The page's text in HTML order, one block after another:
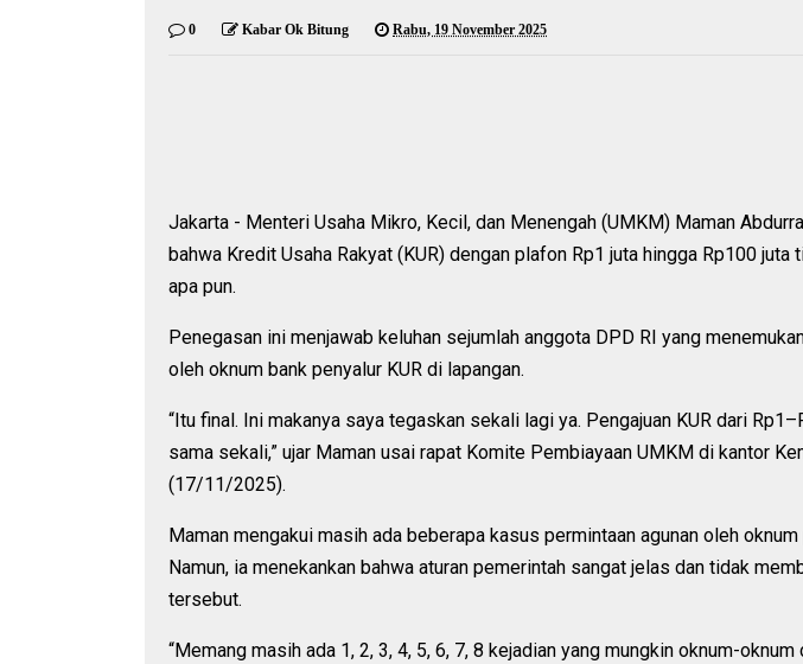
0 Kabar Ok Bitung Rabu, 19 November 2025
Jakarta - Menteri Usaha Mikro, Kecil, dan Menengah (UMKM) Maman
bahwa Kredit Usaha Rakyat (KUR) dengan plafon Rp1 juta hingga Rp100 juta
apa pun.
Penegasan ini menjawab keluhan sejumlah anggota DPD RI yang
oleh oknum bank penyalur KUR di lapangan.
“Itu final. Ini makanya saya tegaskan sekali lagi ya. Pengajuan KUR dari
sama sekali,” ujar Maman usai rapat Komite Pembiayaan UMKM di kantor
(17/11/2025).
Maman mengakui masih ada beberapa kasus permintaan agunan oleh
Namun, ia menekankan bahwa aturan pemerintah sangat jelas dan tidak
tersebut.
“Memang masih ada 1, 2, 3, 4, 5, 6, 7, 8 kejadian yang mungkin oknum-